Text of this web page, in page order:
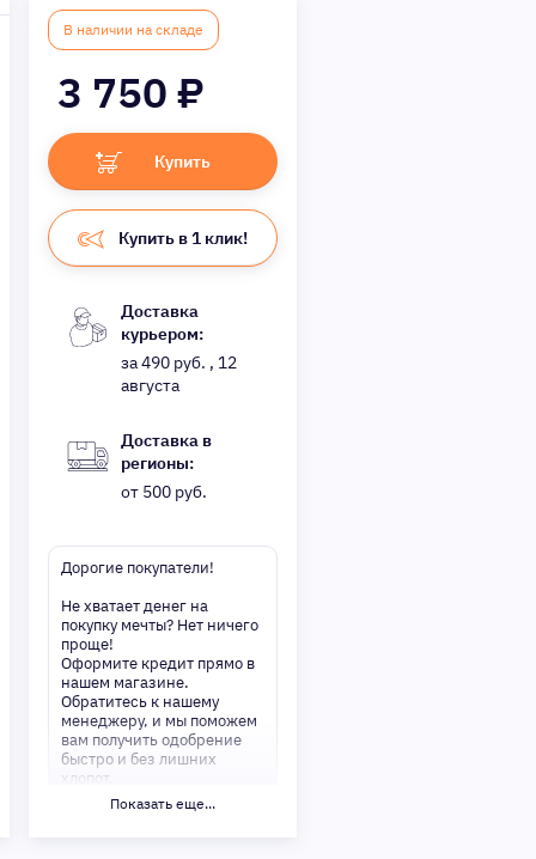
В наличии на складе
3 750₽
Купить
Купить в 1 клик!
Доставка
курьером:
за 490 руб. , 12
августа
Доставка в
регионы:
от 500 руб.
Дорогие покупатели!
Не хватает денег на
покупку мечты? Нет ничего
проще!
Оформите кредит прямо в
нашем магазине.
Обратитесь к нашему
менеджеру, и мы поможем
вам получить одобрение
быстро и без лишних
хлопот.
Показать еще...